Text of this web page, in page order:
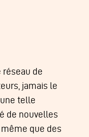
réseau de
jamais le
telle
de nouvelles
que des